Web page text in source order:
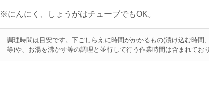
※にんにく、しょうがはチューブでもOK。
調理時間は目安です。下ごしらえに時間がかかるもの(漬け込む時間
等)や、お湯を沸かす等の調理と並行して行う作業時間は含まれてお